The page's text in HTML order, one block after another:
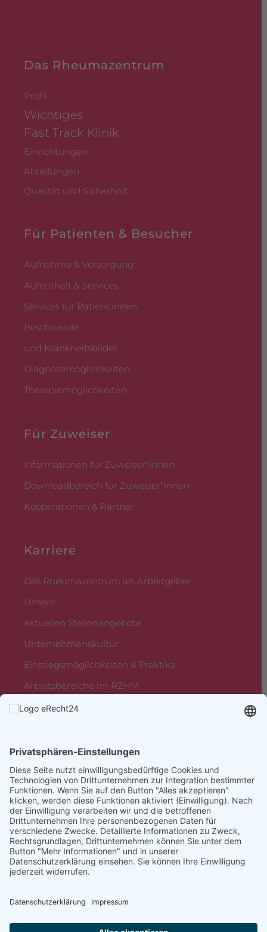
Das Rheumazentrum
Profil
Wichtiges
Fast Track Klinik
Einrichtungen
Abteilungen
Qualität und Sicherheit
Für Patienten & Besucher
Aufnahme & Versorgung
Aufenthalt & Services
Services für Patient:innen
Beschwerde-
und Krankheitsbilder
Diagnosemöglichkeiten
Therapiemöglichkeiten
Für Zuweiser
Informationen für Zuweiser*innen
Downloadbereich für Zuweiser*innen
Kooperationen & Partner
Karriere
Das Rheumazentrum als Arbeitgeber
Unsere
aktuellen Stellenangebote
Unternehmenskultur
Einstiegsmöglichkeiten & Praktika
Arbeitsbereiche im RZHM
Sebastian-Kneipp-Straße 36,
35080 Bad Endbach
Diese Seite nutzt einwilligungsbedürftige Cookies und
Technologien von Drittunternehmen zur Integration bestimmter
Funktionen. Wenn Sie auf den Button "Alles akzeptieren"
klicken, werden diese Funktionen aktiviert (Einwilligung). Nach
der Einwilligung verarbeiten wir und die betroffenen
Drittunternehmen Ihre personenbezogenen Daten für
verschiedene Zwecke. Detaillierte Informationen zu Zweck,
Rechtsgrundlagen, Drittunternehmen können Sie unter dem
Datenschutzerklärung einsehen. Sie können Ihre Einwilligung